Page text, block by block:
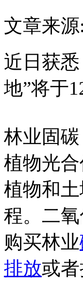
文章来
近日获
地”将于
林业固
植物光
植物和
程。二
购买林业
排放或